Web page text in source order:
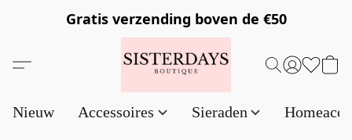
Gratis verzending boven de €50
Nieuw Accessoires Sieraden